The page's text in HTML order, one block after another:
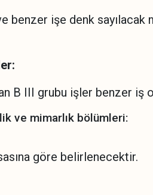
işe denk sayılacak
B III grubu işler benzer iş
ve mimarlık bölümleri:
göre belirlenecektir.